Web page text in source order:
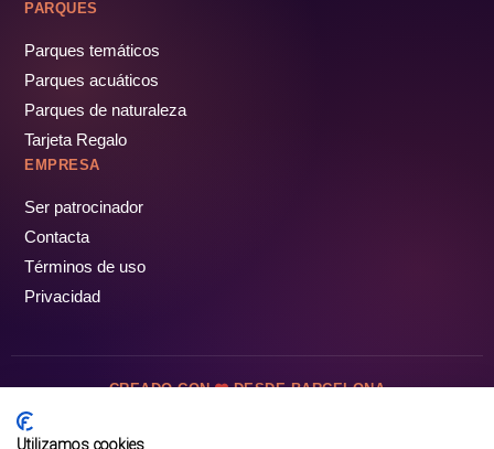
PARQUES
Parques temáticos
Parques acuáticos
Parques de naturaleza
Tarjeta Regalo
EMPRESA
Ser patrocinador
Contacta
Términos de uso
Privacidad
CREADO CON DESDE BARCELONA
Utilizamos cookies